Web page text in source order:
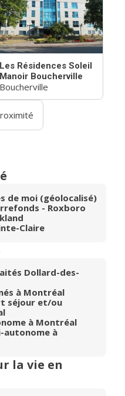
Les Résidences Soleil
Manoir Boucherville
Boucherville
de moi (géolocalisé)
- Roxboro
Claire
Dollard-des-
à Montréal
séjour et/ou
à Montréal
autonome à
la vie en